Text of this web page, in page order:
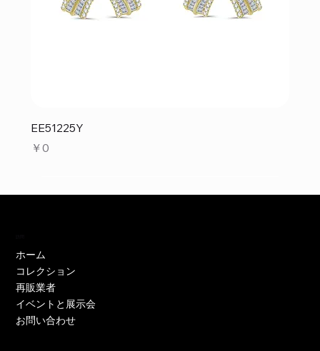
EE51225Y
価格
￥0
ホーム
コレクション
再販業者
イベントと展示会
お問い合わせ